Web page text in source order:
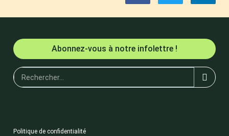
Abonnez-vous à notre infolettre !
Politique de confidentialité